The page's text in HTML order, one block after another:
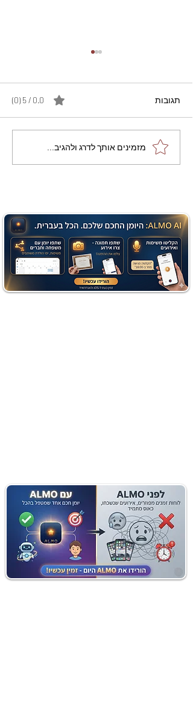
מתכון מנצח עוגת מייפל
שוקולד בחושה וקלה - זיוה
תגובות 0.0 / 5 ‏(0)
מזמינים אותך לדרג ולהגיב...